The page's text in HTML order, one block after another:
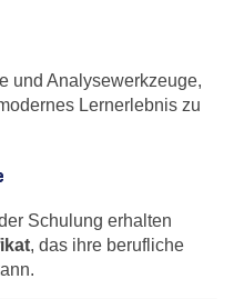
und Analysewerkzeuge,
Lernerlebnis zu
Schulung erhalten
, das ihre berufliche